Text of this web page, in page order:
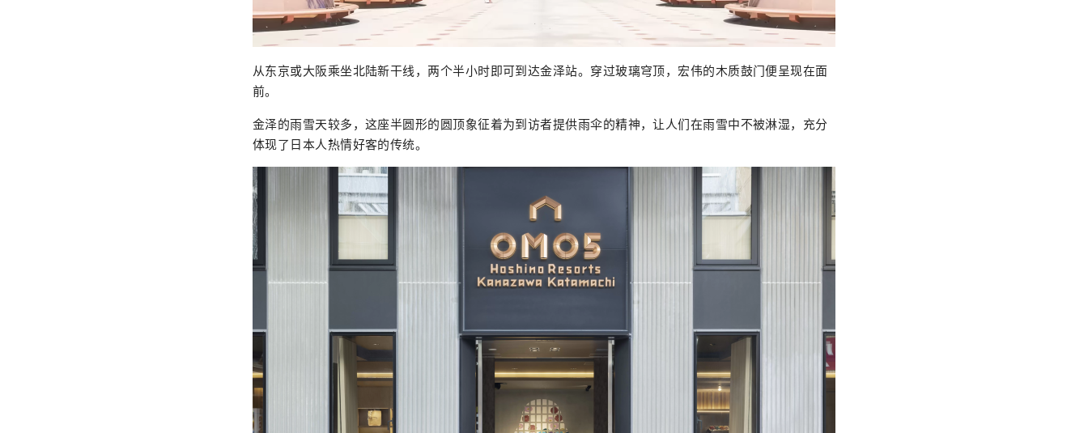
从东京或大阪乘坐北陆新干线，两个半小时即可到达金泽站。穿过玻璃穹顶，宏伟的木质鼓门便呈现在面
前。
金泽的雨雪天较多，这座半圆形的圆顶象征着为到访者提供雨伞的精神，让人们在雨雪中不被淋湿，充分
体现了日本人热情好客的传统。